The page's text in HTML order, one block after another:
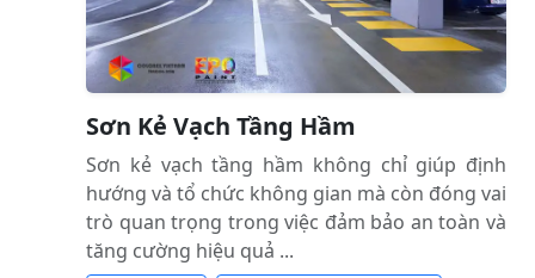
Sơn Kẻ Vạch Tầng Hầm
Sơn kẻ vạch tầng hầm không chỉ giúp định
hướng và tổ chức không gian mà còn đóng vai
trò quan trọng trong việc đảm bảo an toàn và
tăng cường hiệu quả ...